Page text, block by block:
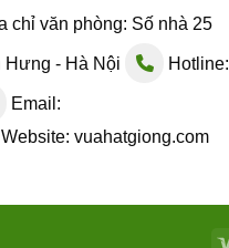
chỉ văn phòng: Số nhà 25
- Hà Nội Hotline:
Email:
vuahatgiong.com